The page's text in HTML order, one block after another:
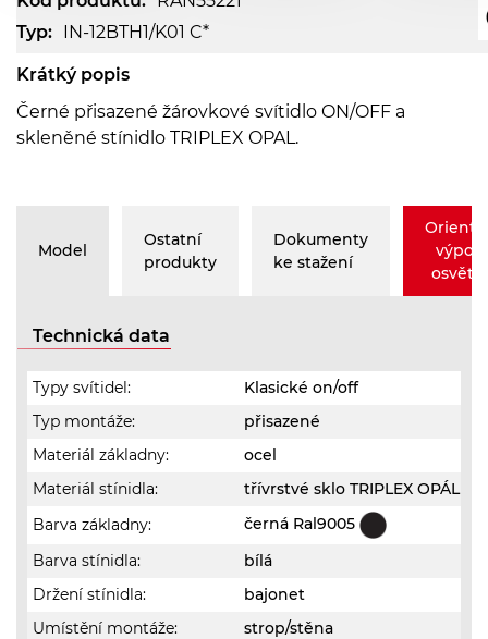
Typ: IN-12BTH1/K01 C*
Krátký popis
Černé přisazené žárovkové svítidlo ON/OFF a
skleněné stínidlo TRIPLEX OPAL.
Model
Ostatní
produkty
Dokumenty
ke stažení
Technická data
Typy svítidel:
Klasické on/off
Typ montáže:
přisazené
Materiál základny:
ocel
Materiál stínidla:
třívrstvé sklo TRIPLEX OPÁL
Barva základny:
černá Ral9005
Barva stínidla:
bílá
Držení stínidla:
bajonet
Umístění montáže:
strop/stěna